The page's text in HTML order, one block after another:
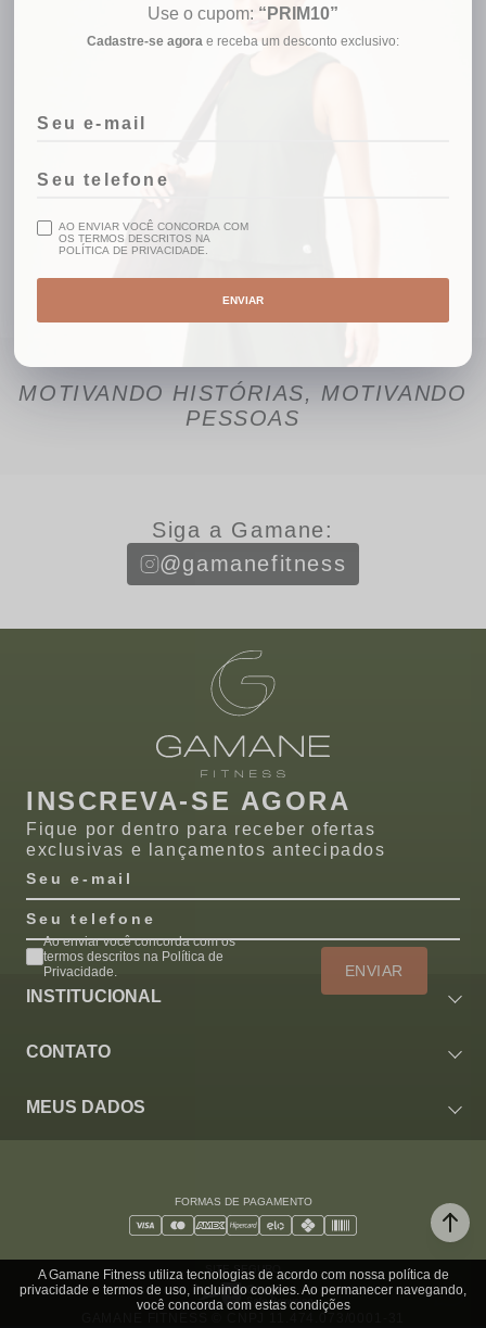
Lorem ipsum dolor sit amet, consectetur adipiscing
elit.Lorem ipsum dolor sit amet, consectetur adipiscing
MOTIVANDO HISTÓRIAS, MOTIVANDO
PESSOAS
Siga a Gamane:
@gamanefitness
INSCREVA-SE AGORA
Fique por dentro para receber ofertas
exclusivas e lançamentos antecipados
Seu telefone
Seu e-mail
ENVIAR
Ao enviar você concorda com os
termos descritos na Política de
Privacidade.
INSTITUCIONAL
CONTATO
MEUS DADOS
GAMANE FITNESS © CNPJ 11.474.073/0001-31
FORMAS DE PAGAMENTO
SITE SEGURO
A Gamane Fitness utiliza tecnologias de acordo com nossa política de
privacidade e termos de uso, incluindo cookies. Ao permanecer navegando,
você concorda com estas condições
Use o cupom: “PRIM10”
Cadastre-se agora e receba um desconto exclusivo:
AO ENVIAR VOCÊ CONCORDA COM
OS TERMOS DESCRITOS NA
POLÍTICA DE PRIVACIDADE.
ENVIAR